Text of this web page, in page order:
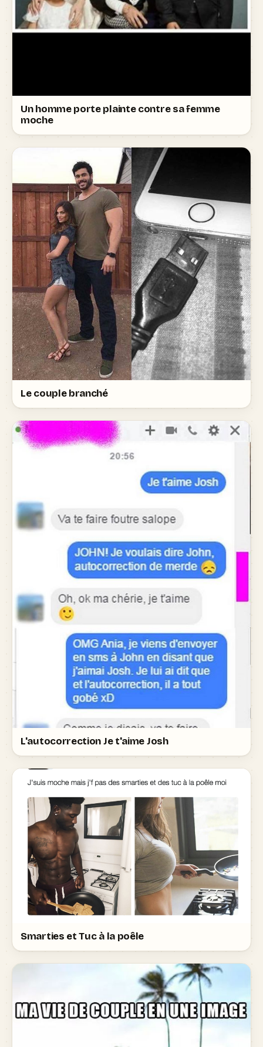
Un homme porte plainte contre sa femme
moche
Le couple branché
L'autocorrection Je t'aime Josh
Smarties et Tuc à la poêle